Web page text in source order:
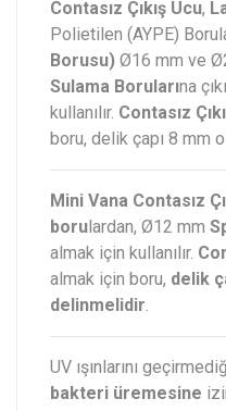
Contasız Çıkış Ucu,
Polietilen (AYPE)
Borusu) Ø16 mm ve
Sulama Borularına
kullanılır. Contasız
boru, delik çapı 8 mm
Mini Vana Contasız
boru lardan, Ø12 mm
almak için kullanılır.
almak için boru, delik
delinmelidir.
UV ışınlarını
bakteri üremesine